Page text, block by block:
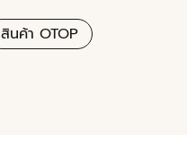
สินค้า OTOP